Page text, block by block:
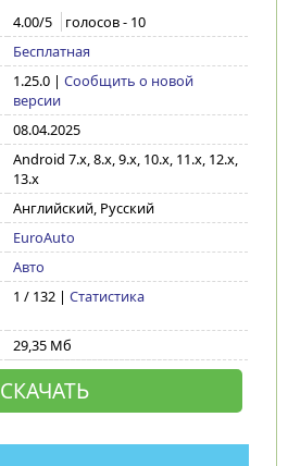
4.00/5 голосов - 10
Бесплатная
1.25.0| Сообщить о новой
версии
08.04.2025
Android 7.x, 8.x, 9.x, 10.x, 11.x, 12.x,
13.x
Английский, Русский
EuroAuto
Авто
1 / 132 | Статистика
29,35 Мб
СКАЧАТЬ